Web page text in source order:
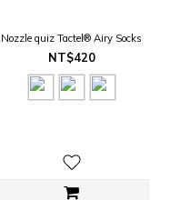
Nozzle quiz Tactel® Airy Socks
NT$420